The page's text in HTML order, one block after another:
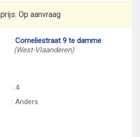
prijs: Op aanvraag
: Corneliestraat 9 te damme
(West-Vlaanderen)
: 4
: Anders